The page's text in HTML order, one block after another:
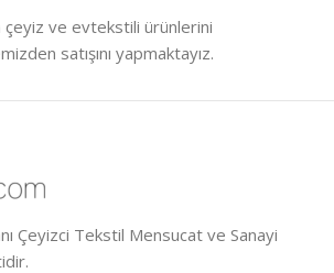
çeyiz ve evtekstili ürünlerini
satışını yapmaktayız.
Çeyizci Tekstil Mensucat ve Sanayi